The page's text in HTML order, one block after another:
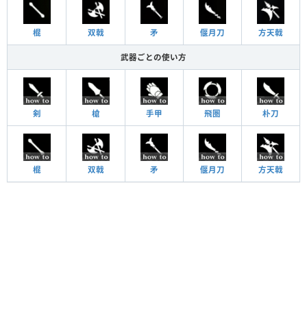
棍 双戟 矛 偃月刀 方天戟
武器ごとの使い方
剣 槍 手甲 飛圏 朴刀
棍 双戟 矛 偃月刀 方天戟